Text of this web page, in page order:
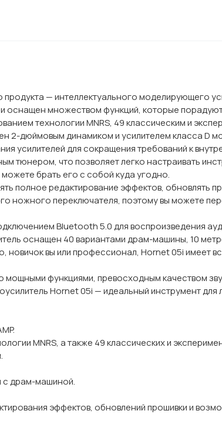
— интеллектуального моделирующего
оснащен множеством функций, которые
технологии MNRS, 49 классическим и
2-дюймовым динамиком и усилителем класса D
усилителей для сокращения требований к
что позволяет легко настраивать
брать его с собой куда угодно.
полное редактирование эффектов, обновлять
ножного переключателя, поэтому вы можете
Bluetooth 5.0 для воспроизведения
оснащен 40 вариантами драм-машины, 10
вы или профессионал, Hornet 05i имеет
мощными функциями, превосходным качеством
Hornet 05i — идеальный инструмент для
MNRS, а также 49 классических и
с драм-машиной.
эффектов, обновлений прошивки и